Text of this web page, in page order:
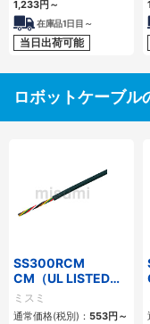
1,233円 ～
在庫品1日目～
当日出荷可能
ロボットケーブル
SS300RCM
CM（UL LISTED規
格・NEPA対応） 小
径
ミスミ
通常価格(税別)： 553円 ～